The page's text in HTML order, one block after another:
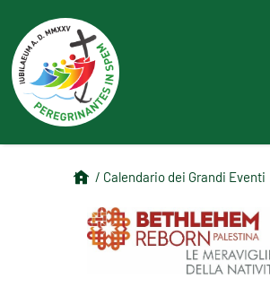
/ Calendario dei Grandi Eventi